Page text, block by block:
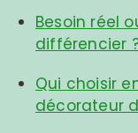
Besoin réel
différencier
Qui choisir
décorateur